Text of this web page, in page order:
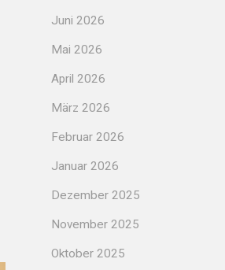
Juni 2026
Mai 2026
April 2026
März 2026
Februar 2026
Januar 2026
Dezember 2025
November 2025
Oktober 2025